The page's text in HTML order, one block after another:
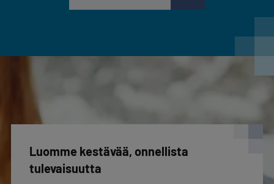
Luomme kestävää, onnellista
tulevaisuutta